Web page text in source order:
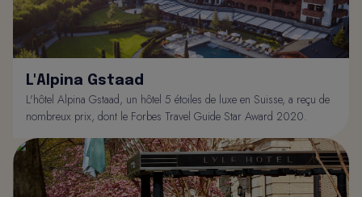
L'Alpina Gstaad
L'hôtel Alpina Gstaad, un hôtel 5 étoiles de luxe en Suisse, a reçu de
nombreux prix, dont le Forbes Travel Guide Star Award 2020.